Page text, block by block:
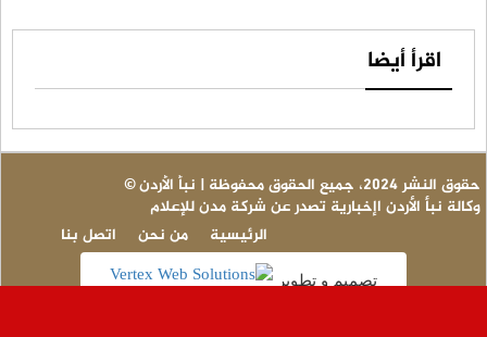
اقرأ أيضا
© حقوق النشر 2024، جميع الحقوق محفوظة | نبأ الأردن
وكالة نبأ الأردن اإخبارية تصدر عن شركة مدن للإعلام
اتصل بنا
من نحن الرئيسية
تصميم و تطوير